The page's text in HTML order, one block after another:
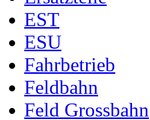
EST
ESU
Fahrbetrieb
Feldbahn
Feld Grossbahn